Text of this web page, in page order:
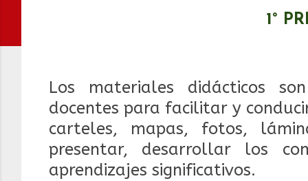
1°
Los materiales didácticos
docentes para facilitar y
carteles, mapas, fotos,
presentar, desarrollar los
aprendizajes significativos.